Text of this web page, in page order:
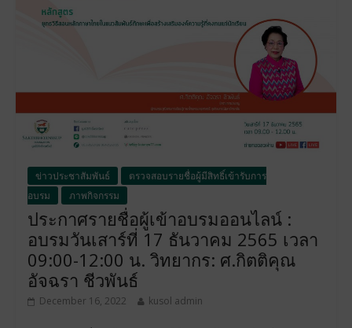
ข่าวประชาสัมพันธ์
ตรวจสอบรายชื่อผู้มีสิทธิ์เข้ารับการ
อบรม
ภาพกิจกรรม
ประกาศรายชื่อผู้เข้าอบรมออนไลน์ :
อบรมวันเสาร์ที่ 17 ธันวาคม 2565 เวลา
09:00-12:00 น. วิทยากร: ศ.กิตติคุณ
อัจฉรา ชีวพันธ์
December 16, 2022 kusol admin